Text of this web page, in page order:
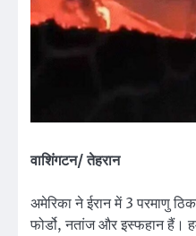
वाशिंगटन/ तेहरान
अमेरिका ने ईरान में 3 परमाणु
फोर्डो, नतांज और इस्फहान हैं।